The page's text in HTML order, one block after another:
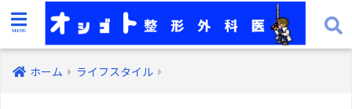
ホーム ライフスタイル